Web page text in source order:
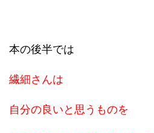
本の後半では
繊細さんは
自分の良いと思うものを